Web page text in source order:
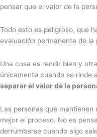
pensar que el valor de la
Todo esto es peligroso, que
evaluación permanente de la
Una cosa es rendir bien y
únicamente cuando se rinde
separar el valor de la
Las personas que
mejor el proceso. No es
derrumbarse cuando algo